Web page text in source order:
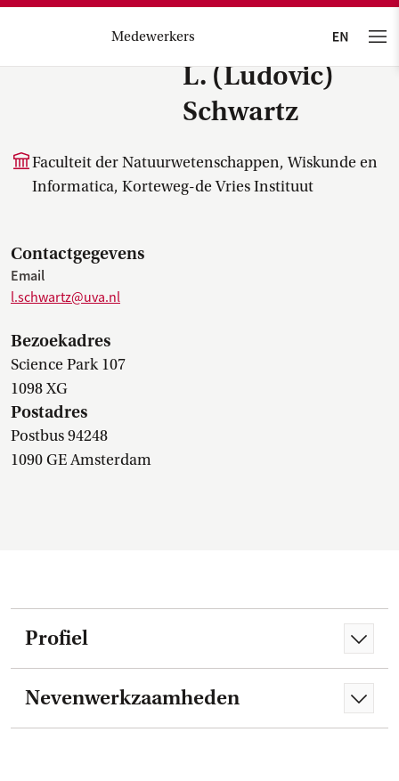
Medewerkers
L. (Ludovic)
Schwartz
Faculteit der Natuurwetenschappen, Wiskunde en
Informatica, Korteweg-de Vries Instituut
Contactgegevens
Email
l.schwartz@uva.nl
Bezoekadres
Science Park 107
1098 XG
Postadres
Postbus 94248
1090 GE Amsterdam
Profiel
Nevenwerkzaamheden